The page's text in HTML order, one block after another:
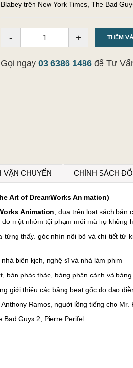
Blabey trên New York Times, The Bad
- + THÊM
Gọi ngay 03 6386 1486để Tư
VẬN CHUYỂN CHÍNH SÁCH
Art of DreamWorks Animation)
Animation , dựa trên loạt sách bán
một nhóm tội phạm mới mà họ không
thấy, góc nhìn nội bộ và chi tiết từ
biên kịch, nghệ sĩ và nhà làm phim
bản phác thảo, bảng phân cảnh và
giới thiệu các bảng beat gốc do đạo
Ramos, người lồng tiếng cho Mr.
Bad Guys 2, Pierre Perifel